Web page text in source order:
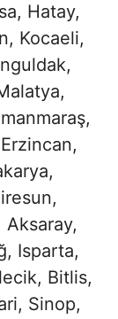
Hatay,
Kocaeli,
Aksaray,
Isparta,
Bitlis,
Sinop,